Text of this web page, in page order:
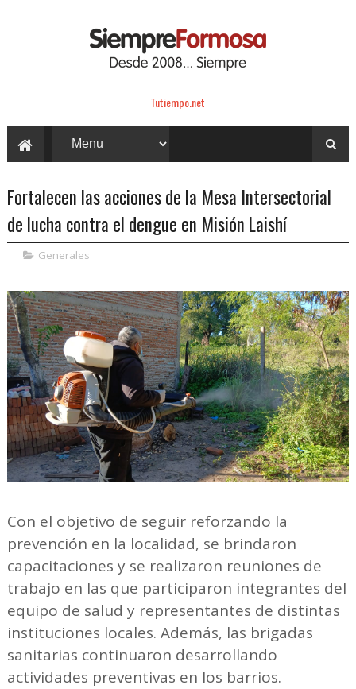
Tutiempo.net
Fortalecen las acciones de la Mesa Intersectorial
de lucha contra el dengue en Misión Laishí
Generales
Con el objetivo de seguir reforzando la
prevención en la localidad, se brindaron
capacitaciones y se realizaron reuniones de
trabajo en las que participaron integrantes del
equipo de salud y representantes de distintas
instituciones locales. Además, las brigadas
sanitarias continuaron desarrollando
actividades preventivas en los barrios.